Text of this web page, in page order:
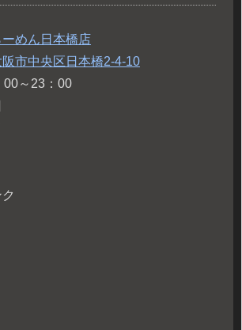
めん日本橋店
市中央区日本橋2-4-10
00～23：00